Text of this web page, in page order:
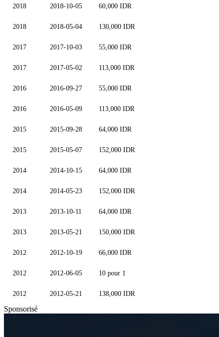
2018 2018-10-05 60,000 IDR
2018 2018-05-04 130,000 IDR
2017 2017-10-03 55,000 IDR
2017 2017-05-02 113,000 IDR
2016 2016-09-27 55,000 IDR
2016 2016-05-09 113,000 IDR
2015 2015-09-28 64,000 IDR
2015 2015-05-07 152,000 IDR
2014 2014-10-15 64,000 IDR
2014 2014-05-23 152,000 IDR
2013 2013-10-11 64,000 IDR
2013 2013-05-21 150,000 IDR
2012 2012-10-19 66,000 IDR
2012 2012-06-05 10 pour 1
2012 2012-05-21 138,000 IDR
Sponsorisé